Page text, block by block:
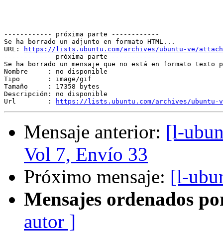
------------ próxima parte ------------
Se ha borrado un adjunto en formato HTML...
URL:
https://lists.ubuntu.com/archives/ubuntu-ve/
------------ próxima parte ------------
Se ha borrado un mensaje que no está en formato texto
Nombre     : no disponible
Tipo       : image/gif
Tamaño     : 17358 bytes
Descripción: no disponible
Url        :
https://lists.ubuntu.com/archives/ubuntu-
Mensaje anterior: [l-
Vol 7, Envío 33
Próximo mensaje: [l-
Mensajes ordenados
autor ]